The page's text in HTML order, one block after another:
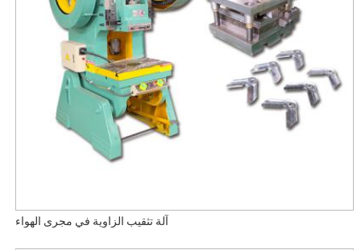
آلة تثقيب الزاوية في مجرى الهواء